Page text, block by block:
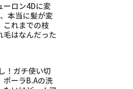
ーロン4Dに変
本当に髪が変
これまでの枝
毛はなんだった
！ガチ使い切
ポーラB.Aの洗